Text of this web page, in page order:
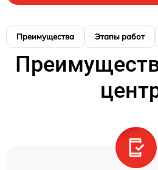
Преимущества Этапы работ